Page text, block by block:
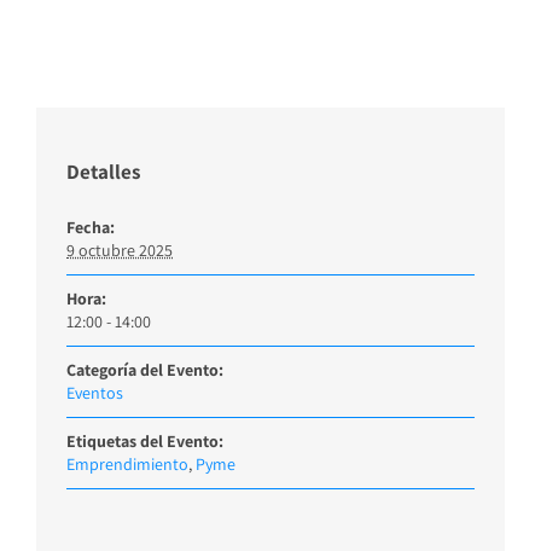
Detalles
Fecha:
9 octubre 2025
Hora:
12:00 - 14:00
Categoría del Evento:
Eventos
Etiquetas del Evento:
Emprendimiento, Pyme